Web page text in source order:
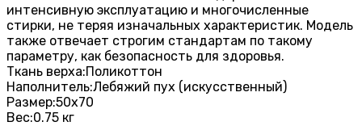
интенсивную эксплуатацию и многочисленные
стирки, не теряя изначальных характеристик. Модель
также отвечает строгим стандартам по такому
параметру, как безопасность для здоровья.
Ткань верха:Поликоттон
Наполнитель:Лебяжий пух (искусственный)
Размер:50х70
Вес:0.75 кг